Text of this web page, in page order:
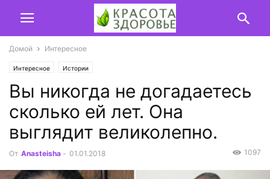
Домой Интересное
Интересное Истории
Вы никогда не догадаетесь
сколько ей лет. Она
выглядит великолепно.
От Anasteisha - 01.01.2018 1097